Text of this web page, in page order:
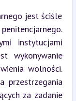
jest ściśle
instytucjami
wykonywanie
wolności.
przestrzegania
za zadanie